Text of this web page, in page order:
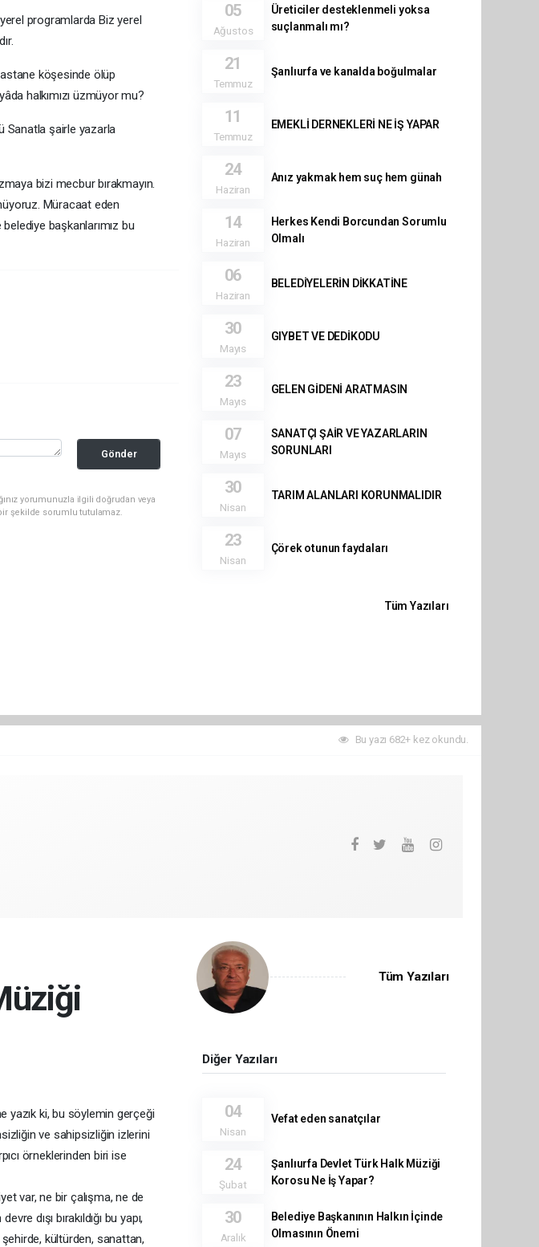
yerel programlarda Biz yerel
köşesinde ölüp
halkımızı üzmüyor mu?
Sanatla şairle yazarla
bizi mecbur bırakmayın.
Müracaat eden
başkanlarımız bu
Gönder
yorumunuzla ilgili doğrudan veya
şekilde sorumlu tutulamaz.
05
Ağustos
Üreticiler desteklenmeli yoksa
suçlanmalı mı?
21
Temmuz
Şanlıurfa ve kanalda boğulmalar
11
Temmuz
EMEKLİ DERNEKLERİ NE İŞ YAPAR
24
Haziran
Anız yakmak hem suç hem günah
14
Haziran
Herkes Kendi Borcundan Sorumlu
Olmalı
06
Haziran
BELEDİYELERİN DİKKATİNE
30
Mayıs
GIYBET VE DEDİKODU
23
Mayıs
GELEN GİDENİ ARATMASIN
07
Mayıs
SANATÇI ŞAİR VE YAZARLARIN
SORUNLARI
30
Nisan
TARIM ALANLARI KORUNMALIDIR
23
Nisan
Çörek otunun faydaları
Tüm Yazıları
Bu yazı 682+ kez okundu.
yazık ki, bu söylemin gerçeği
ve sahipsizliğin izlerini
örneklerinden biri ise
var, ne bir çalışma, ne de
dışı bırakıldığı bu yapı,
kültürden, sanattan,
Tüm Yazıları
Diğer Yazıları
04
Nisan
Vefat eden sanatçılar
24
Şubat
Şanlıurfa Devlet Türk Halk Müziği
Korosu Ne İş Yapar?
30
Aralık
Belediye Başkanının Halkın İçinde
Olmasının Önemi